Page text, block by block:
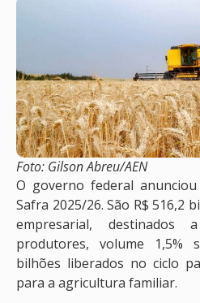
Foto: Gilson Abreu/AEN
O governo federal
Safra 2025/26. São R$ 516,2
empresarial,
produtores, volume 1,5%
bilhões liberados no ciclo
para a agricultura familiar.